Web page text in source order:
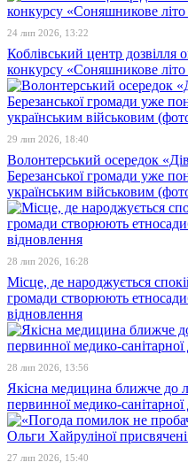
24 лип 2026, 13:22
Коблівський центр дозвілля
конкурсу «Соняшникове літо
29 лип 2026, 18:40
Волонтерський осередок
Березанської громади уже
українським військовим
28 лип 2026, 16:28
Місце, де народжується
громади створюють
відновлення
28 лип 2026, 13:56
Якісна медицина ближче до
первинної медико-
27 лип 2026, 15:40